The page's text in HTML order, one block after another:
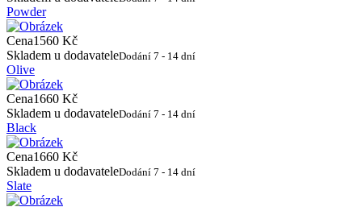
Powder
Cena1560 Kč
Skladem u dodavateleDodání 7 - 14 dní
Olive
Cena1660 Kč
Skladem u dodavateleDodání 7 - 14 dní
Black
Cena1660 Kč
Skladem u dodavateleDodání 7 - 14 dní
Slate